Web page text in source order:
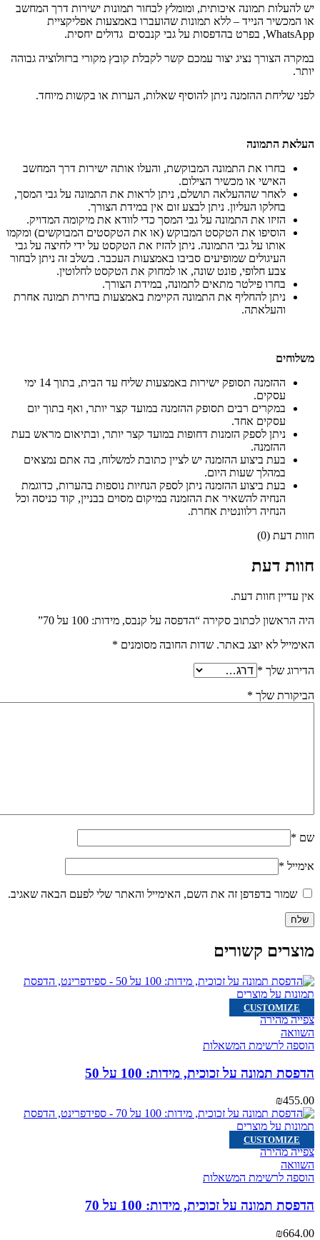
יש להעלות תמונה איכותית, ומומלץ לבחור תמונות ישירות דרך המחשב
או המכשיר הנייד – ללא תמונות שהועברו באמצעות אפליקציית
WhatsApp, בפרט בהדפסות על גבי קנבסים גדולים יחסית.
במקרה הצורך נציג יצור עמכם קשר לקבלת קובץ מקורי ברזולוציה גבוהה
יותר.
לפני שליחת ההזמנה ניתן להוסיף שאלות, הערות או בקשות מיוחד.
העלאת התמונה
בחרו את התמונה המבוקשת, והעלו אותה ישירות דרך המחשב
האישי או מכשיר הצילום.
לאחר שההעלאה תושלם, ניתן לראות את התמונה על גבי המסך,
בחלקו העליון. ניתן לבצע זום אין במידת הצורך.
הזיזו את התמונה על גבי המסך כדי לוודא את מיקומה המדויק.
הוסיפו את הטקסט המבוקש (או את הטקסטים המבוקשים) ומקמו
אותו על גבי התמונה. ניתן להזיז את הטקסט על ידי לחיצה על גבי
העיגולים שמופיעים סביבו באמצעות העכבר. בשלב זה ניתן לבחור
צבע חלופי, פונט שונה, או למחוק את הטקסט לחלוטין.
בחרו פילטר מתאים לתמונה, במידת הצורך.
ניתן להחליף את התמונה הקיימת באמצעות בחירת תמונה אחרת
והעלאתה.
משלוחים
ההזמנה תסופק ישירות באמצעות שליח עד הבית, בתוך 14 ימי
עסקים.
במקרים רבים תסופק ההזמנה במועד קצר יותר, ואף בתוך יום
עסקים אחד.
ניתן לספק הזמנות דחופות במועד קצר יותר, ובתיאום מראש בעת
ההזמנה.
בעת ביצוע ההזמנה יש לציין כתובת למשלוח, בה אתם נמצאים
במהלך שעות היום.
בעת ביצוע ההזמנה ניתן לספק הנחיות נוספות בהערות, כדוגמת
הנחיה להשאיר את ההזמנה במיקום מסוים בבניין, קוד כניסה וכל
הנחיה רלוונטית אחרת.
חוות דעת (0)
חוות דעת
אין עדיין חוות דעת.
היה הראשון לכתוב סקירה “הדפסה על קנבס, מידות: 100 על 70”
האימייל לא יוצג באתר. שדות החובה מסומנים *
הדירוג שלך *
הביקורת שלך *
שם *
אימייל *
שמור בדפדפן זה את השם, האימייל והאתר שלי לפעם הבאה שאגיב.
מוצרים קשורים
CUSTOMIZE
צפייה מהירה
השוואה
הוספה לרשימת המשאלות
הדפסת תמונה על זכוכית, מידות: 100 על 50
₪455.00
CUSTOMIZE
צפייה מהירה
השוואה
הוספה לרשימת המשאלות
הדפסת תמונה על זכוכית, מידות: 100 על 70
₪664.00